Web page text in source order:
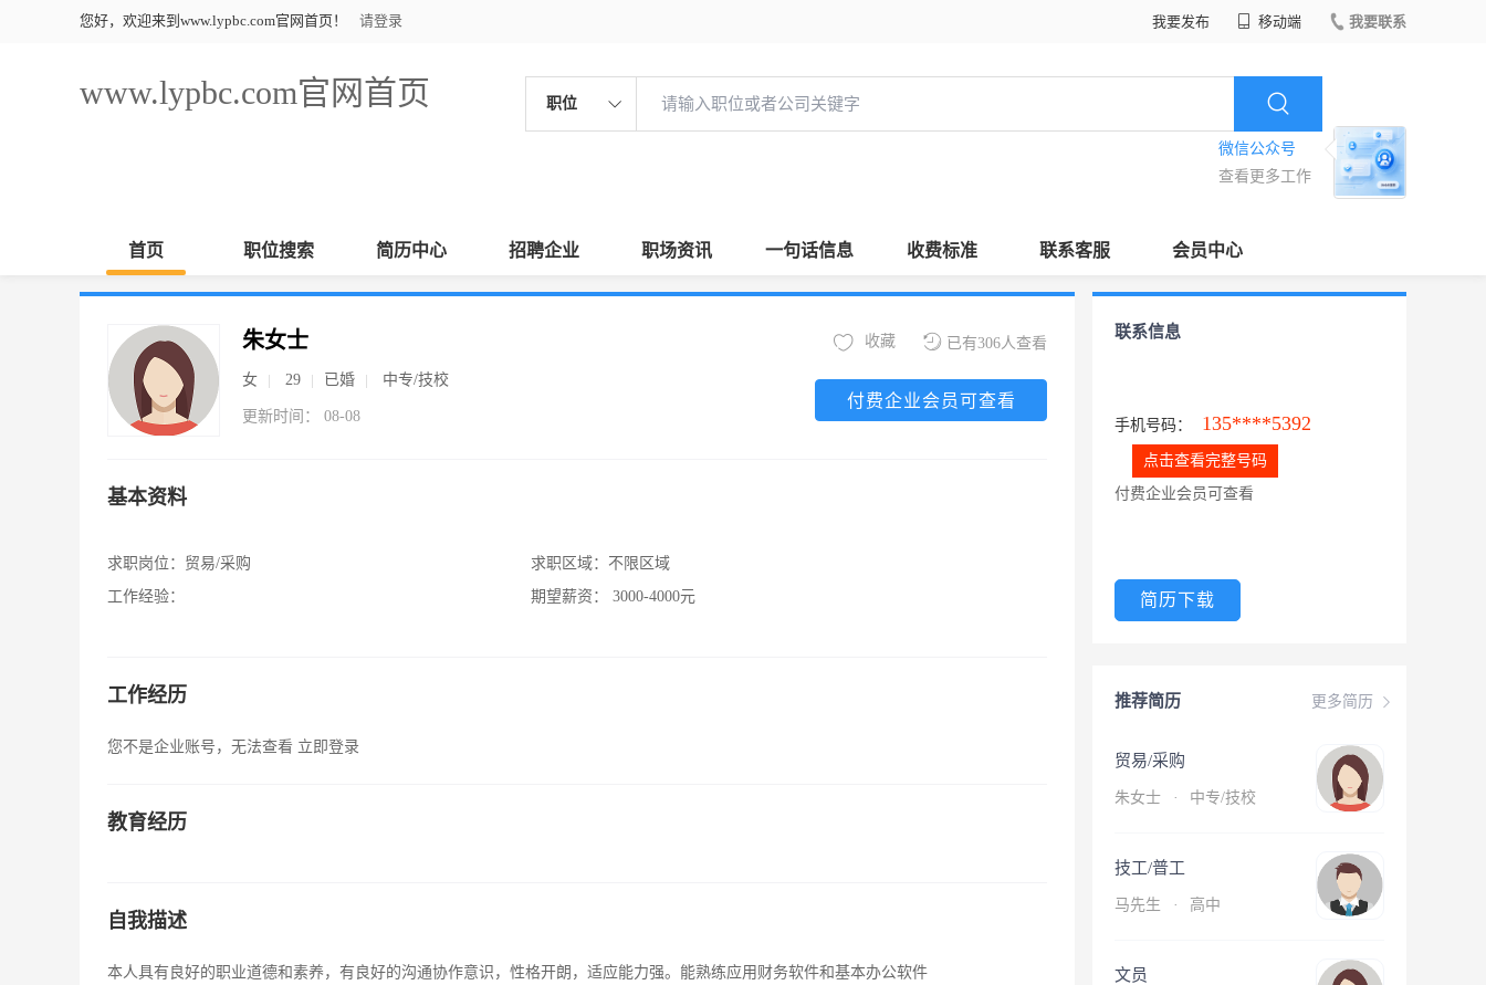
您好，欢迎来到www.lypbc.com官网首页！ 请登录 我要发布 移动端 我要联系
www.lypbc.com官网首页 职位
微信公众号
查看更多工作
首页 职位搜索 简历中心 招聘企业 职场资讯 一句话信息 收费标准 联系客服 会员中心
朱女士
女 29 已婚 中专/技校
更新时间： 08-08
已有306人查看
收藏
付费企业会员可查看
基本资料
求职岗位： 贸易/采购
工作经验：
求职区域： 不限区域
期望薪资：
3000-4000元
工作经历
您不是企业账号，无法查看 立即登录
教育经历
自我描述
本人具有良好的职业道德和素养，有良好的沟通协作意识，性格开朗，适应能力强。能熟练应用财务软件和基本办公软件
联系信息
手机号码： 135****5392
点击查看完整号码
付费企业会员可查看
简历下载
更多简历
推荐简历
贸易/采购
朱女士 · 中专/技校
技工/普工
马先生 · 高中
文员